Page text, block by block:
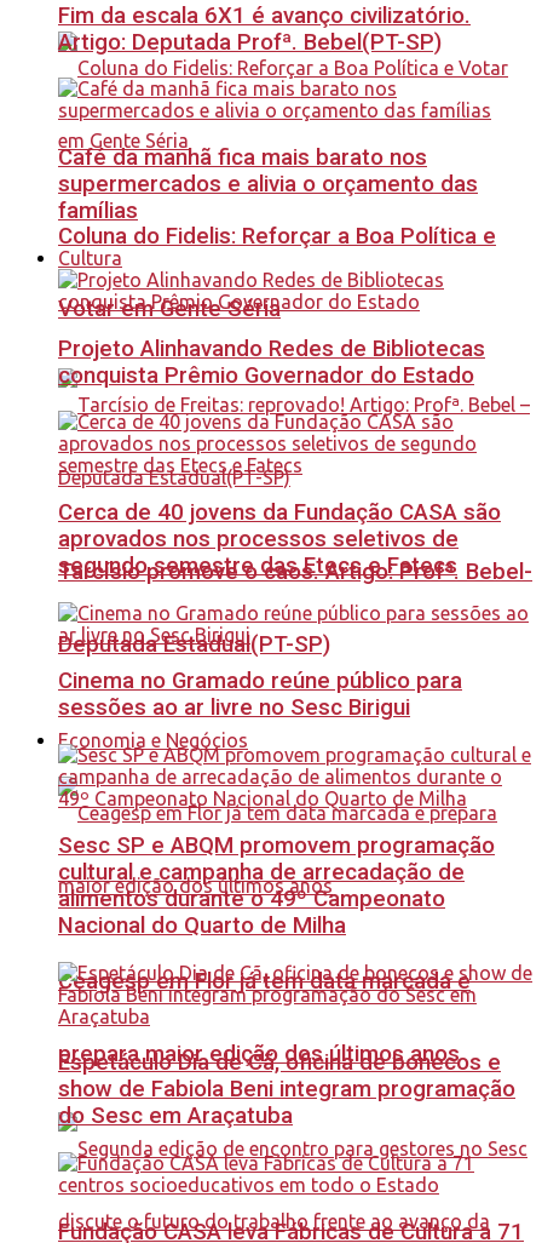
Coluna do Fidelis: Reforçar a Boa Política e
Votar em Gente Séria
Tarcísio promove o caos. Artigo: Profª. Bebel-
Deputada Estadual(PT-SP)
Economia e Negócios
Ceagesp em Flor já tem data marcada e
prepara maior edição dos últimos anos
Fim da escala 6X1 é avanço civilizatório.
Artigo: Deputada Profª. Bebel(PT-SP)
Café da manhã fica mais barato nos
supermercados e alivia o orçamento das
famílias
Cultura
Projeto Alinhavando Redes de Bibliotecas
conquista Prêmio Governador do Estado
Cerca de 40 jovens da Fundação CASA são
aprovados nos processos seletivos de
segundo semestre das Etecs e Fatecs
Cinema no Gramado reúne público para
sessões ao ar livre no Sesc Birigui
Sesc SP e ABQM promovem programação
cultural e campanha de arrecadação de
alimentos durante o 49º Campeonato
Nacional do Quarto de Milha
Espetáculo Dia de Cã, oficina de bonecos e
show de Fabiola Beni integram programação
do Sesc em Araçatuba
Fundação CASA leva Fábricas de Cultura a 71